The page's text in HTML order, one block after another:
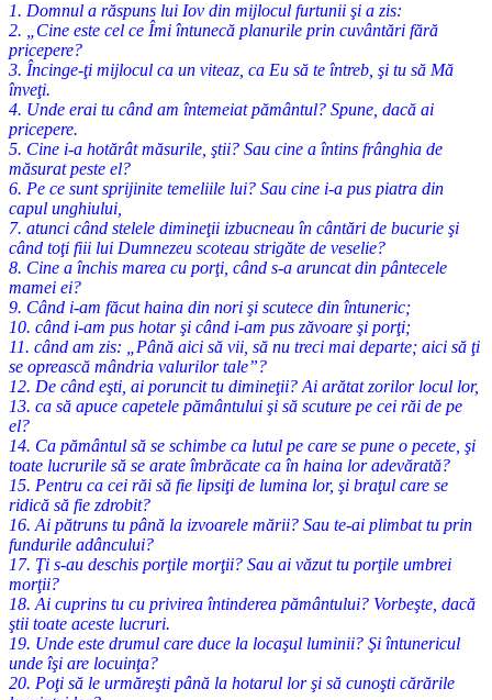
1. Domnul a răspuns lui Iov din mijlocul furtunii şi a zis:
2. „Cine este cel ce Îmi întunecă planurile prin cuvântări fără
pricepere?
3. Încinge-ţi mijlocul ca un viteaz, ca Eu să te întreb, şi tu să Mă
înveţi.
4. Unde erai tu când am întemeiat pământul? Spune, dacă ai
pricepere.
5. Cine i-a hotărât măsurile, ştii? Sau cine a întins frânghia de
măsurat peste el?
6. Pe ce sunt sprijinite temeliile lui? Sau cine i-a pus piatra din
capul unghiului,
7. atunci când stelele dimineţii izbucneau în cântări de bucurie şi
când toţi fiii lui Dumnezeu scoteau strigăte de veselie?
8. Cine a închis marea cu porţi, când s-a aruncat din pântecele
mamei ei?
9. Când i-am făcut haina din nori şi scutece din întuneric;
10. când i-am pus hotar şi când i-am pus zăvoare şi porţi;
11. când am zis: „Până aici să vii, să nu treci mai departe; aici să ţi
se oprească mândria valurilor tale”?
12. De când eşti, ai poruncit tu dimineţii? Ai arătat zorilor locul lor,
13. ca să apuce capetele pământului şi să scuture pe cei răi de pe
el?
14. Ca pământul să se schimbe ca lutul pe care se pune o pecete, şi
toate lucrurile să se arate îmbrăcate ca în haina lor adevărată?
15. Pentru ca cei răi să fie lipsiţi de lumina lor, şi braţul care se
ridică să fie zdrobit?
16. Ai pătruns tu până la izvoarele mării? Sau te-ai plimbat tu prin
fundurile adâncului?
17. Ţi s-au deschis porţile morţii? Sau ai văzut tu porţile umbrei
morţii?
18. Ai cuprins tu cu privirea întinderea pământului? Vorbeşte, dacă
ştii toate aceste lucruri.
19. Unde este drumul care duce la locaşul luminii? Şi întunericul
unde îşi are locuinţa?
20. Poţi să le urmăreşti până la hotarul lor şi să cunoşti cărările